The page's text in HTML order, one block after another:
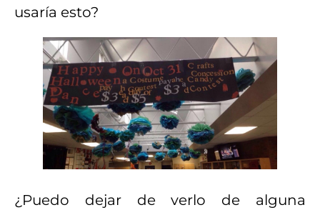
usaría esto?
¿Puedo dejar de verlo de alguna